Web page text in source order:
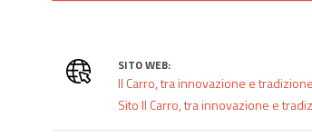
SITO WEB:
Il Carro, tra innovazione e tradizione
Sito Il Carro, tra innovazione e